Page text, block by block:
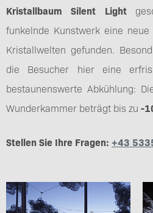
Kristallbaum Silent Light
funkelnde Kunstwerk eine
Kristallwelten gefunden.
die Besucher hier eine
bestaunenswerte Abkühlung:
Wunderkammer beträgt bis zu -
Stellen Sie Ihre Fragen: +43